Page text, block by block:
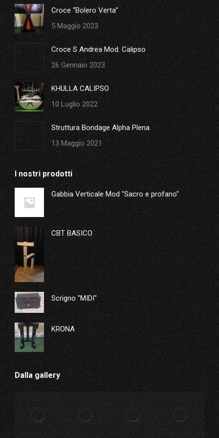
in
new
window
Croce “Bolero Verta”
5 Maggio 2023
Croce S Andrea Mod. Calipso
26 Gennaio 2023
KHULLA CALIPSO
10 Luglio 2022
Struttura Bondage Alpha Plena
13 Maggio 2021
I nostri prodotti
Gabbia Verticale Mod "Sacro e profano"
CBT BASICO
Scrigno "MIDI"
KRONA
Dalla gallery